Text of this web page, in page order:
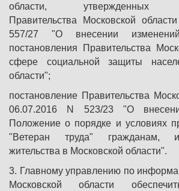
области, утвержденных
Правительства Московской
557/27 "О внесении
постановления Правительства
сфере социальной защиты
области";
постановление Правительства
06.07.2016 N 523/23 "О
Положение о порядке и условиях
"Ветеран труда" гражданам,
жительства в Московской области".
3. Главному управлению по
Московской области